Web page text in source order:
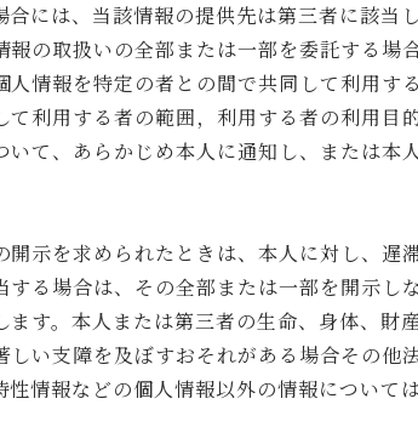
合には、当該情報の提供先は第三者に該当
報の取扱いの全部または一部を委託する場
人情報を特定の者との間で共同して利用す
て利用する者の範囲，利用する者の利用目
て、あらかじめ本人に通知し、または本
示を求められたときは、本人に対し、遅
する場合は、その全部または一部を開示し
ます。本人または第三者の生命、身体、財
しい支障を及ぼすおそれがある場合その他
情報などの個人情報以外の情報について